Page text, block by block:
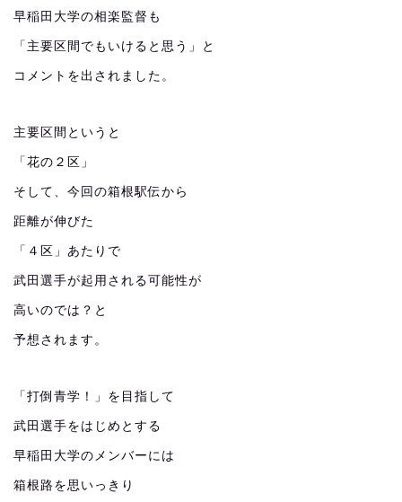
早稲田大学の相楽監督も
「主要区間でもいけると思う」と
コメントを出されました。
主要区間というと
「花の２区」
そして、今回の箱根駅伝から
距離が伸びた
「４区」あたりで
武田選手が起用される可能性が
高いのでは？と
予想されます。
「打倒青学！」を目指して
武田選手をはじめとする
早稲田大学のメンバーには
箱根路を思いっきり